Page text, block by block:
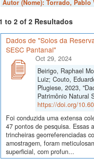
Autor (Nome): Torrado, Pablo
to 2 of 2 Resultados
Dados de "Solos da
SESC Pantanal"
Oct 29, 2024
Beirigo, Raphael
Luiz; Couto,
Plugiese, 2023,
Patrimônio Natural
https://doi.org/
Foi conduzida uma extensa
47 pontos de pesquisa. Essas
trincheiras georreferenciadas
amostragem, foram
superficial, com profun...